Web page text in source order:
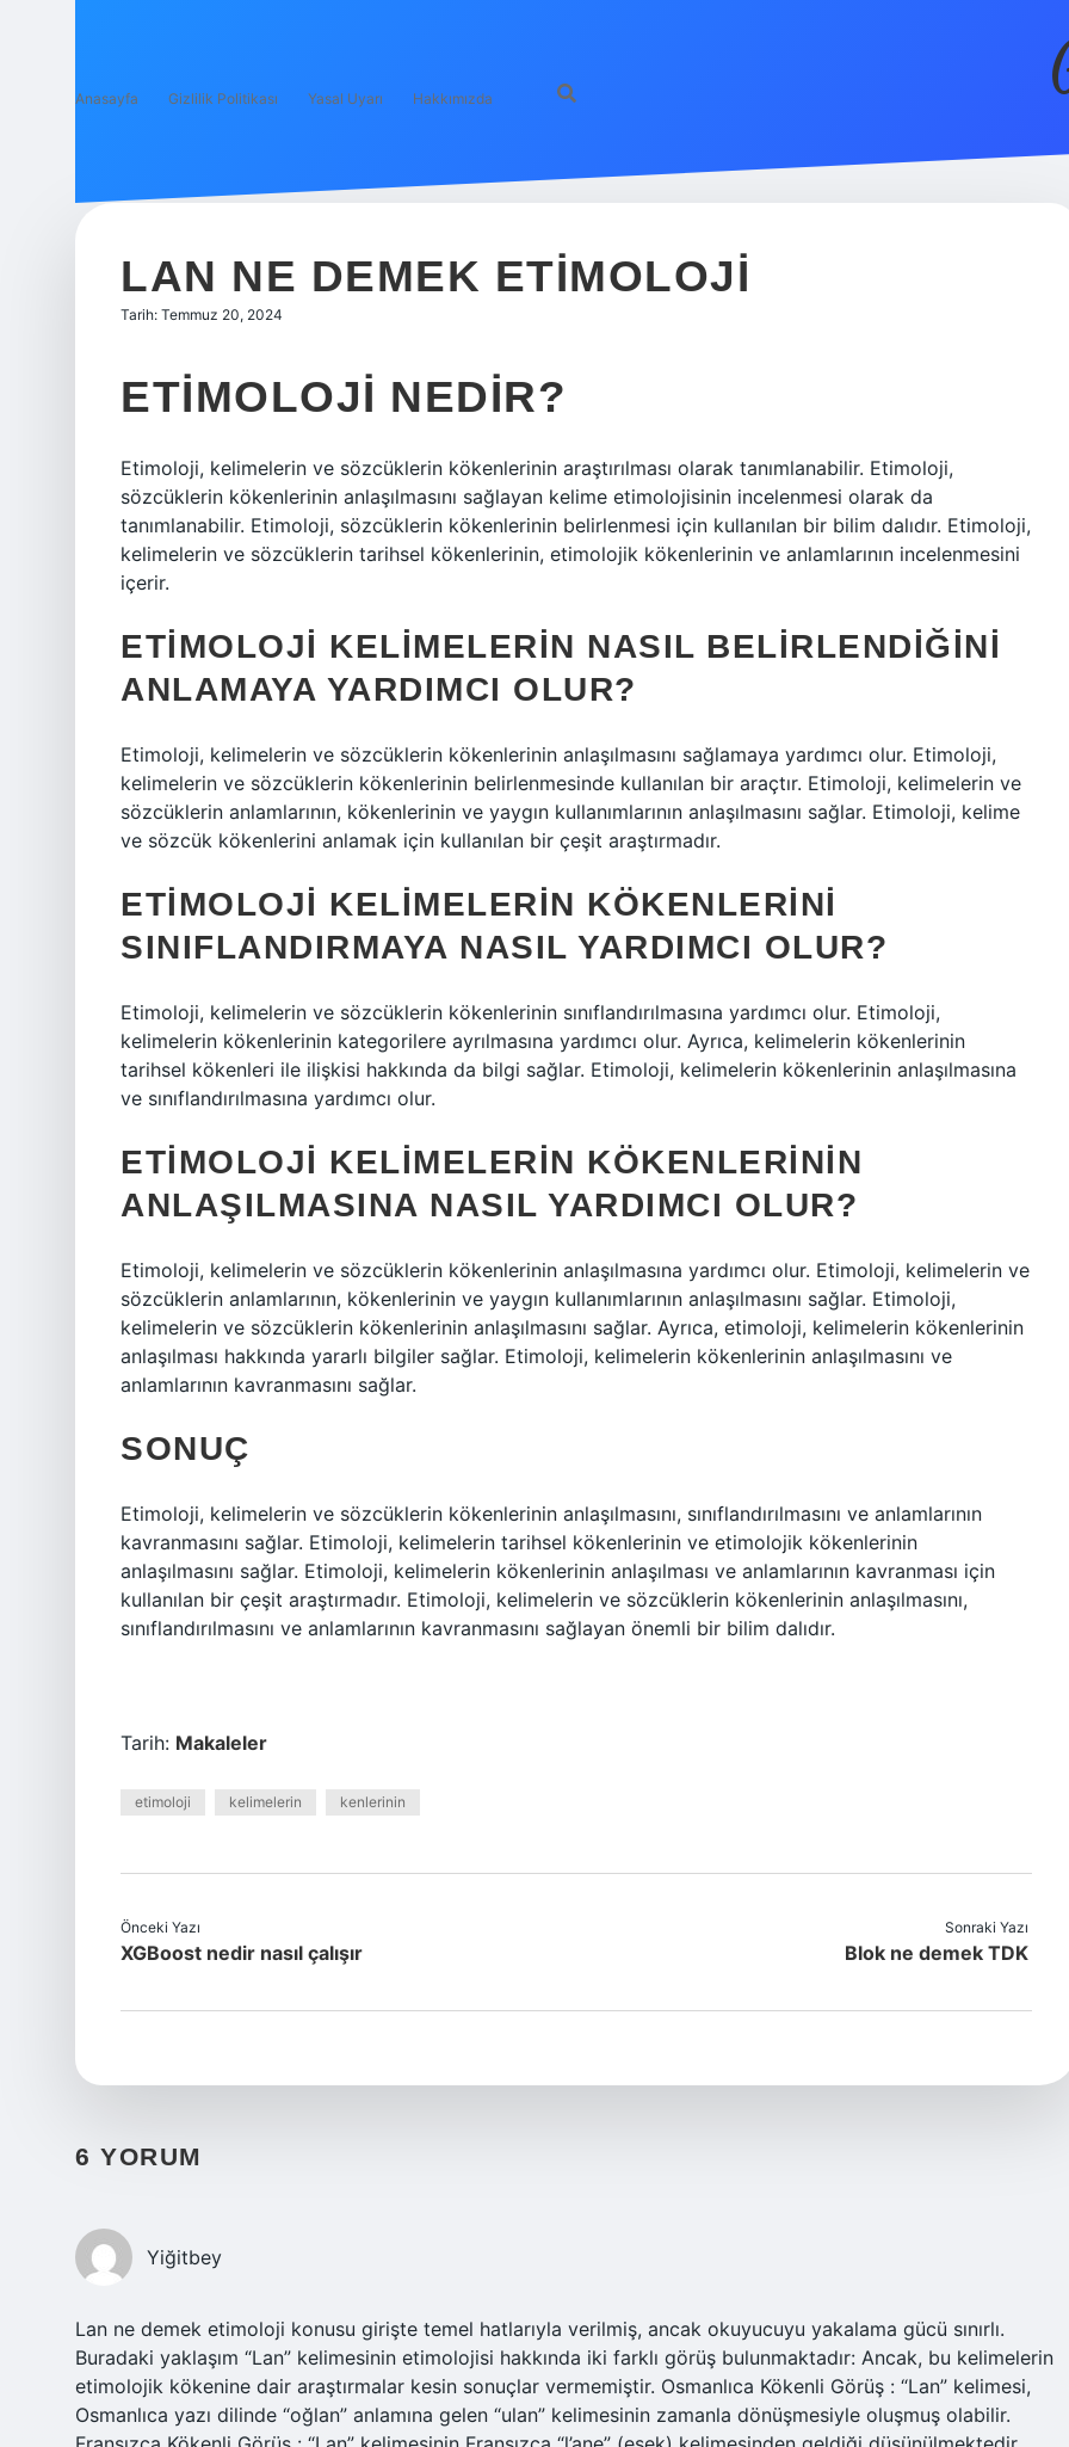
Anasayfa Gizlilik Politikası Yasal Uyarı Hakkımızda
LAN NE DEMEK ETIMOLOJI
Tarih: Temmuz 20, 2024
ETIMOLOJI NEDIR?
Etimoloji, kelimelerin ve sözcüklerin kökenlerinin araştırılması olarak tanımlanabilir. Etimoloji,
sözcüklerin kökenlerinin anlaşılmasını sağlayan kelime etimolojisinin incelenmesi olarak da
tanımlanabilir. Etimoloji, sözcüklerin kökenlerinin belirlenmesi için kullanılan bir bilim dalıdır. Etimoloji,
kelimelerin ve sözcüklerin tarihsel kökenlerinin, etimolojik kökenlerinin ve anlamlarının incelenmesini
içerir.
ETIMOLOJI KELIMELERIN NASIL BELIRLENDIĞINI
ANLAMAYA YARDIMCI OLUR?
Etimoloji, kelimelerin ve sözcüklerin kökenlerinin anlaşılmasını sağlamaya yardımcı olur. Etimoloji,
kelimelerin ve sözcüklerin kökenlerinin belirlenmesinde kullanılan bir araçtır. Etimoloji, kelimelerin ve
sözcüklerin anlamlarının, kökenlerinin ve yaygın kullanımlarının anlaşılmasını sağlar. Etimoloji, kelime
ve sözcük kökenlerini anlamak için kullanılan bir çeşit araştırmadır.
ETIMOLOJI KELIMELERIN KÖKENLERINI
SINIFLANDIRMAYA NASIL YARDIMCI OLUR?
Etimoloji, kelimelerin ve sözcüklerin kökenlerinin sınıflandırılmasına yardımcı olur. Etimoloji,
kelimelerin kökenlerinin kategorilere ayrılmasına yardımcı olur. Ayrıca, kelimelerin kökenlerinin
tarihsel kökenleri ile ilişkisi hakkında da bilgi sağlar. Etimoloji, kelimelerin kökenlerinin anlaşılmasına
ve sınıflandırılmasına yardımcı olur.
ETIMOLOJI KELIMELERIN KÖKENLERININ
ANLAŞILMASINA NASIL YARDIMCI OLUR?
Etimoloji, kelimelerin ve sözcüklerin kökenlerinin anlaşılmasına yardımcı olur. Etimoloji, kelimelerin ve
sözcüklerin anlamlarının, kökenlerinin ve yaygın kullanımlarının anlaşılmasını sağlar. Etimoloji,
kelimelerin ve sözcüklerin kökenlerinin anlaşılmasını sağlar. Ayrıca, etimoloji, kelimelerin kökenlerinin
anlaşılması hakkında yararlı bilgiler sağlar. Etimoloji, kelimelerin kökenlerinin anlaşılmasını ve
anlamlarının kavranmasını sağlar.
SONUÇ
Etimoloji, kelimelerin ve sözcüklerin kökenlerinin anlaşılmasını, sınıflandırılmasını ve anlamlarının
kavranmasını sağlar. Etimoloji, kelimelerin tarihsel kökenlerinin ve etimolojik kökenlerinin
anlaşılmasını sağlar. Etimoloji, kelimelerin kökenlerinin anlaşılması ve anlamlarının kavranması için
kullanılan bir çeşit araştırmadır. Etimoloji, kelimelerin ve sözcüklerin kökenlerinin anlaşılmasını,
sınıflandırılmasını ve anlamlarının kavranmasını sağlayan önemli bir bilim dalıdır.
Tarih: Makaleler
etimoloji kelimelerin kenlerinin
Önceki Yazı
XGBoost nedir nasıl çalışır
Sonraki Yazı
Blok ne demek TDK
6 YORUM
Yiğitbey
Lan ne demek etimoloji konusu girişte temel hatlarıyla verilmiş, ancak okuyucuyu yakalama gücü sınırlı.
Buradaki yaklaşım “Lan” kelimesinin etimolojisi hakkında iki farklı görüş bulunmaktadır: Ancak, bu kelimelerin
etimolojik kökenine dair araştırmalar kesin sonuçlar vermemiştir. Osmanlıca Kökenli Görüş : “Lan” kelimesi,
Osmanlıca yazı dilinde “oğlan” anlamına gelen “ulan” kelimesinin zamanla dönüşmesiyle oluşmuş olabilir.